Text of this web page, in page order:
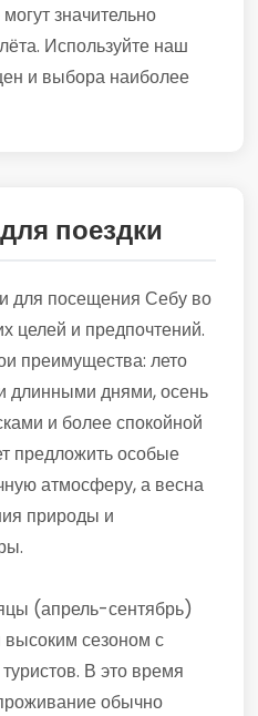
значительно
Используйте наш
и выбора наиболее
поездки
для посещения Себу во
целей и предпочтений.
преимущества: лето
длинными днями, осень
и более спокойной
предложить особые
атмосферу, а весна
природы и
(апрель-сентябрь)
высоким сезоном с
В это время
обычно